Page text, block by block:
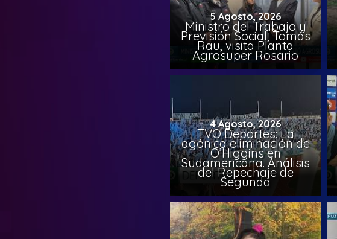
5 Agosto, 2026
Ministro del Trabajo y
Previsión Social, Tomás
Rau, visita Planta
Agrosuper Rosario
4 Agosto, 2026
TVO Deportes: La
agónica eliminación de
O’Higgins en
Sudamericana. Análisis
del Repechaje de
Segunda